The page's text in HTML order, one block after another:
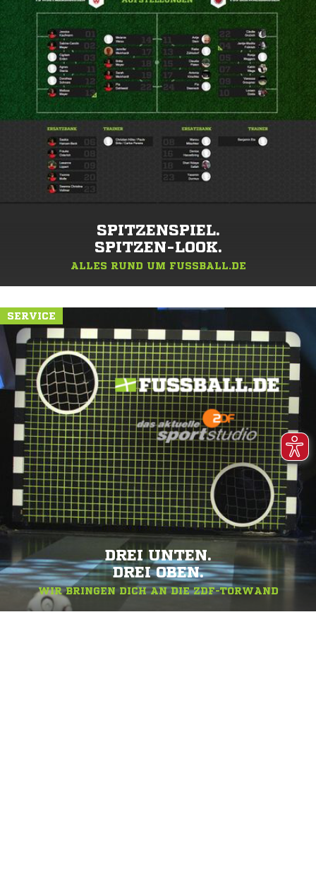
SPITZENSPIEL.
SPITZEN-LOOK.
ALLES RUND UM FUSSBALL.DE
SERVICE
DREI UNTEN.
DREI OBEN.
WIR BRINGEN DICH AN DIE ZDF-TORWAND